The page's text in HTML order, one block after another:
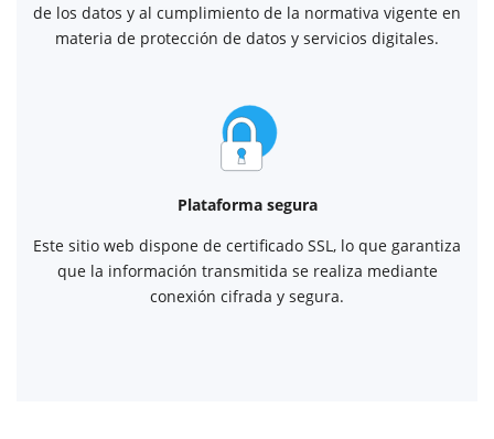
de los datos y al cumplimiento de la normativa vigente en
materia de protección de datos y servicios digitales.
Plataforma segura
Este sitio web dispone de certificado SSL, lo que garantiza
que la información transmitida se realiza mediante
conexión cifrada y segura.